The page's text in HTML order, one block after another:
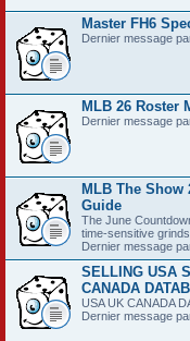
Master FH6
Dernier message
MLB 26 Roster
Dernier message
MLB The
Guide
The June
time-sensitive
Dernier message
SELLING USA
CANADA
USA UK CANADA
Dernier message